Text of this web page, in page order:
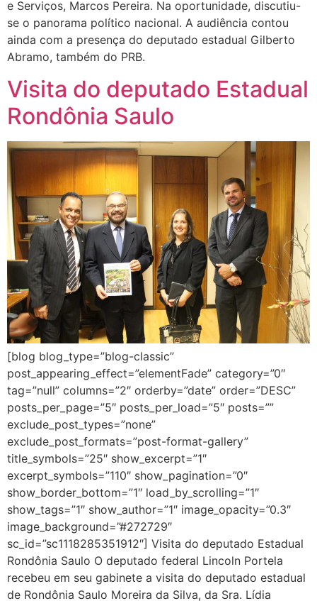
e Serviços, Marcos Pereira. Na oportunidade, discutiu-
se o panorama político nacional. A audiência contou
ainda com a presença do deputado estadual Gilberto
Abramo, também do PRB.
Visita do deputado Estadual
Rondônia Saulo
[blog blog_type=”blog-classic”
post_appearing_effect=”elementFade” category=”0″
tag=”null” columns=”2″ orderby=”date” order=”DESC”
posts_per_page=”5″ posts_per_load=”5″ posts=””
exclude_post_types=”none”
exclude_post_formats=”post-format-gallery”
title_symbols=”25″ show_excerpt=”1″
excerpt_symbols=”110″ show_pagination=”0″
show_border_bottom=”1″ load_by_scrolling=”1″
show_tags=”1″ show_author=”1″ image_opacity=”0.3″
image_background=”#272729″
sc_id=”sc1118285351912″] Visita do deputado Estadual
Rondônia Saulo O deputado federal Lincoln Portela
recebeu em seu gabinete a visita do deputado estadual
de Rondônia Saulo Moreira da Silva, da Sra. Lídia